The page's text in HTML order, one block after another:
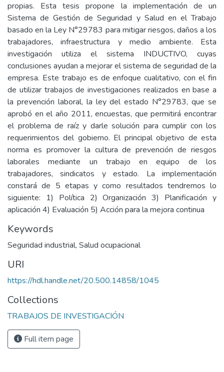
propias. Esta tesis propone la implementación de un
Sistema de Gestión de Seguridad y Salud en el Trabajo
basado en la Ley N°29783 para mitigar riesgos, daños a los
trabajadores, infraestructura y medio ambiente. Esta
investigación utiliza el sistema INDUCTIVO, cuyas
conclusiones ayudan a mejorar el sistema de seguridad de la
empresa. Este trabajo es de enfoque cualitativo, con el fin
de utilizar trabajos de investigaciones realizados en base a
la prevención laboral, la ley del estado N°29783, que se
aprobó en el año 2011, encuestas, que permitirá encontrar
el problema de raíz y darle solución para cumplir con los
requerimientos del gobierno. El principal objetivo de esta
norma es promover la cultura de prevención de riesgos
laborales mediante un trabajo en equipo de los
trabajadores, sindicatos y estado. La implementación
constará de 5 etapas y como resultados tendremos lo
siguiente: 1) Política 2) Organización 3) Planificación y
aplicación 4) Evaluación 5) Acción para la mejora continua
Keywords
Seguridad industrial, Salud ocupacional
URI
https://hdl.handle.net/20.500.14858/1045
Collections
TRABAJOS DE INVESTIGACIÓN
Full item page